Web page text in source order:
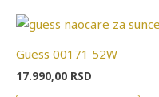
Guess 00171 52W
17.990,00 RSD